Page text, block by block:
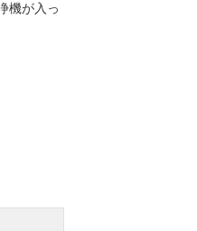
機が入っ